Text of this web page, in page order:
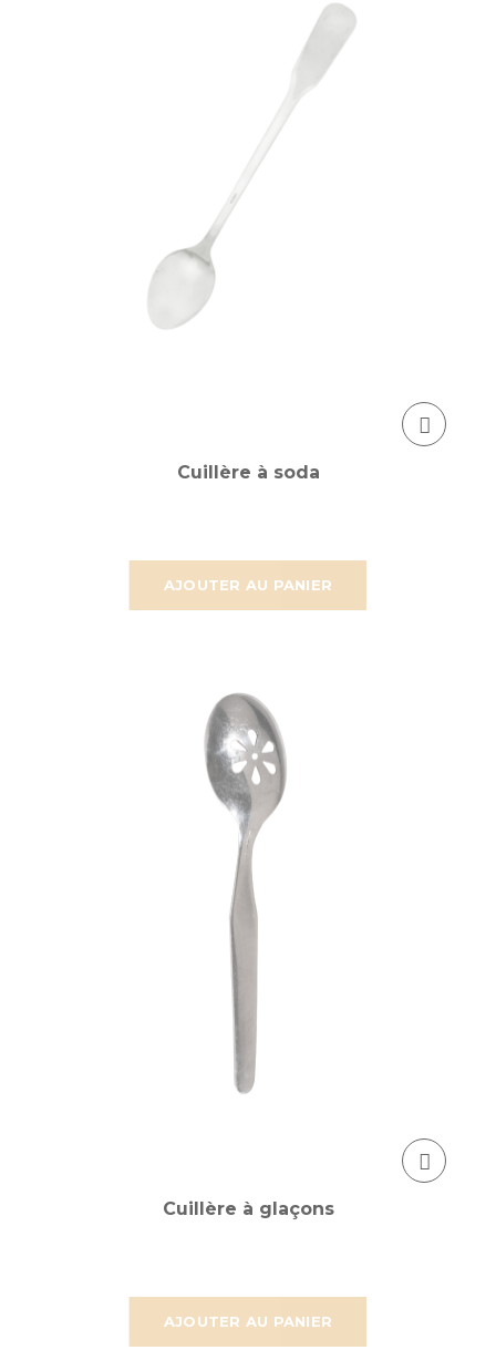
AJOUTER AU PANIER
Cuillère à soda
AJOUTER AU PANIER
Cuillère à glaçons